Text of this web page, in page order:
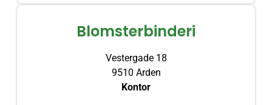
Blomsterbinderi
Vestergade 18
9510 Arden
Kontor